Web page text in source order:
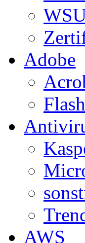
Adobe
AWS